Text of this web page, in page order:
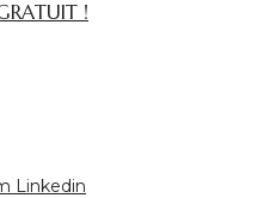
!
Linkedin